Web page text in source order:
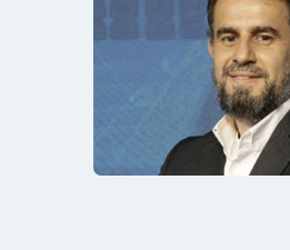
OURO
ST SUMMIT
MULHERES
GESTORAS
HOMEST
HOME